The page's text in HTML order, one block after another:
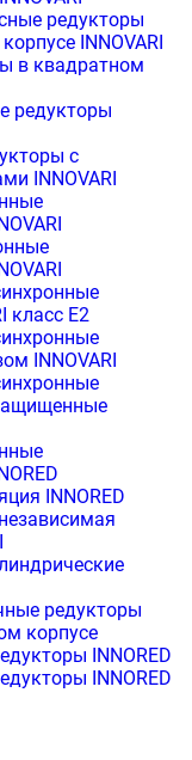
редукторы
INNOVARI
в квадратном
редукторы
с
INNOVARI
класс E2
INNOVARI
INNORED
редукторы
корпусе
INNORED
INNORED